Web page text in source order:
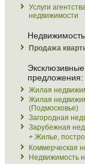
Услуги
недвижимости
Продажа
Эксклюзивные
предложения:
Жилая
Жилая
(Подмосковье)
Загородная
Зарубежная
+ Жилье,
Коммерческая
Недвижимость